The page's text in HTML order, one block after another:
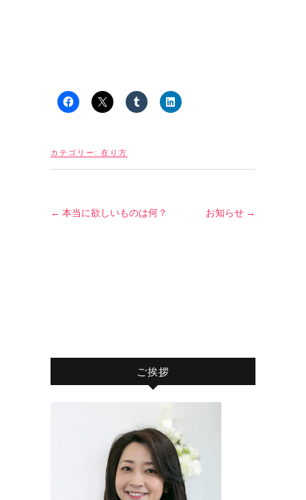
カテゴリー: 在り方
← 本当に欲しいものは何？ お知らせ →
ご挨拶